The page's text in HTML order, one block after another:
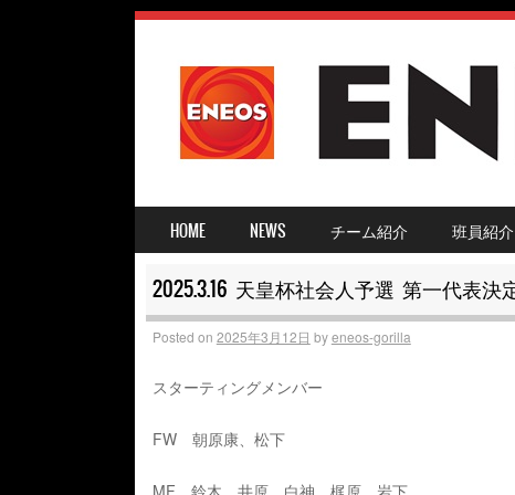
MENU ≡
SKIP TO CONTENT
HOME NEWS チーム紹介 班員紹介
2025.3.16 天皇杯社会人予選 第一代表決
Posted on 2025年3月12日 byeneos-gorilla
スターティングメンバー
FW 朝原康、松下